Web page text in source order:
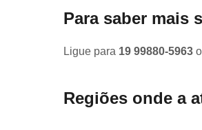
Para saber mais
Ligue para 19 99880-5963
Regiões onde a